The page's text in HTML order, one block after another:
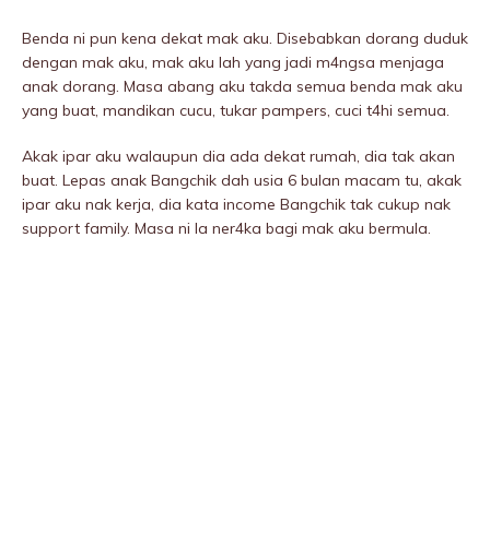
Benda ni pun kena dekat mak aku. Disebabkan dorang duduk
dengan mak aku, mak aku lah yang jadi m4ngsa menjaga
anak dorang. Masa abang aku takda semua benda mak aku
yang buat, mandikan cucu, tukar pampers, cuci t4hi semua.
Akak ipar aku walaupun dia ada dekat rumah, dia tak akan
buat. Lepas anak Bangchik dah usia 6 bulan macam tu, akak
ipar aku nak kerja, dia kata income Bangchik tak cukup nak
support family. Masa ni la ner4ka bagi mak aku bermula.